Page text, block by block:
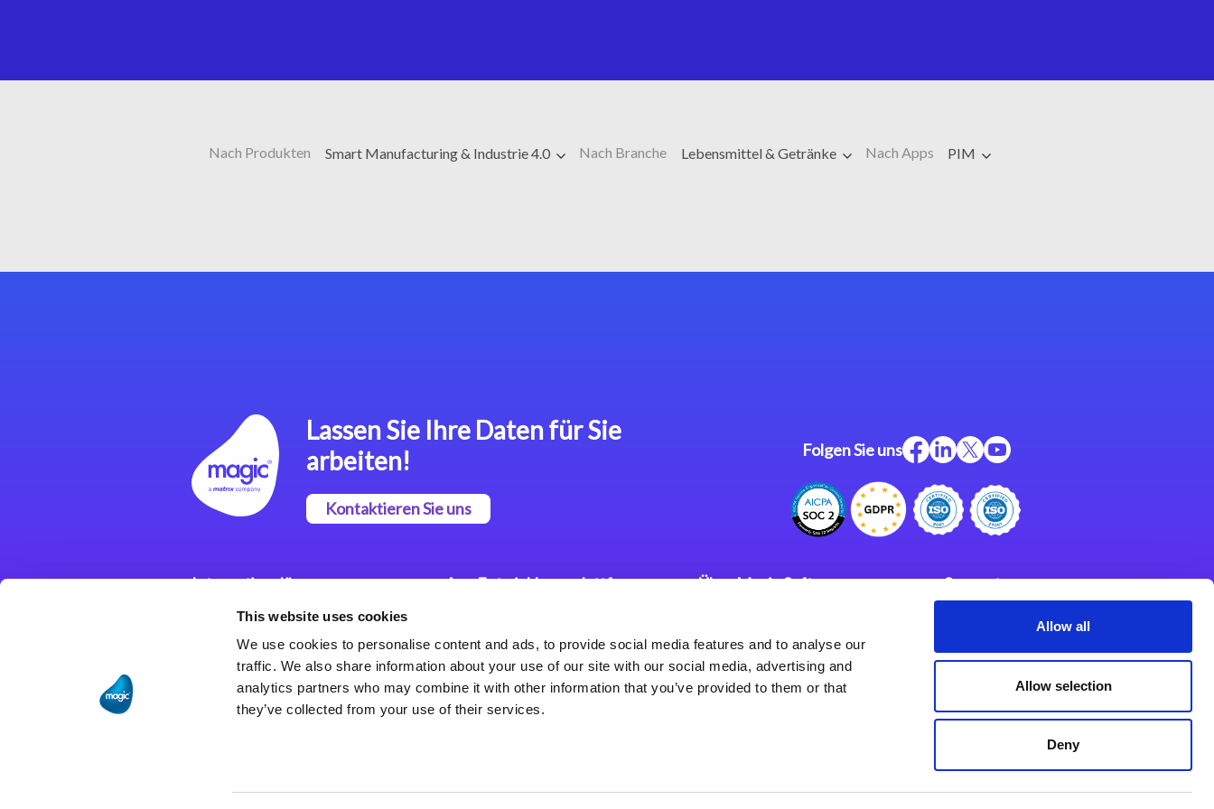
This website uses cookies
We use cookies to personalise content and ads, to provide social media features and to analyse our
traffic. We also share information about your use of our site with our social media, advertising and
analytics partners who may combine it with other information that you’ve provided to them or that
they’ve collected from your use of their services.
Allow all
Allow selection
Deny
Nach Produkten Smart Manufacturing & Industrie 4.0 Nach Branche Lebensmittel & Getränke Nach Apps PIM
Lassen Sie Ihre Daten für Sie
arbeiten!
Kontaktieren Sie uns
Folgen Sie uns
Integrationslösungen
Magic xpi
Integrationsplattform
App Entwicklungsplattform
Plattform
Magic xpa Web Application
Framework
Über Magic Software
Karriere
Datenschutzerklärung
Weltweite Niederlassungen
Support
Impressum